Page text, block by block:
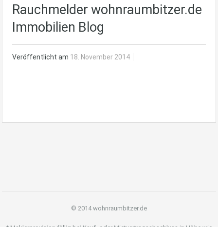
Rauchmelder wohnraumbitzer.de
Immobilien Blog
Veröffentlicht am 18. November 2014
© 2014 wohnraumbitzer.de